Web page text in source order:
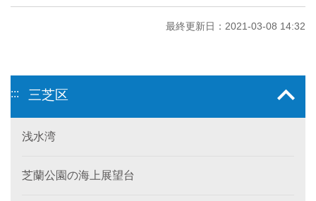
最終更新日：2021-03-08 14:32
::: 三芝区
浅水湾
芝蘭公園の海上展望台